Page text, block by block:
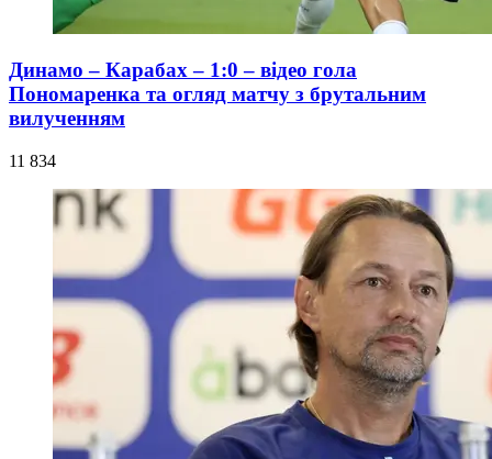
Динамо – Карабах – 1:0 – відео гола
Пономаренка та огляд матчу з брутальним
вилученням
11 834